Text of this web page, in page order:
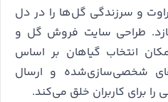
و سرزندگی گل‌ها را در دل
طراحی سایت فروش گل و
انتخاب گیاهان بر اساس
شخصی‌سازی‌شده و ارسال
برای کاربران خلق می‌کند.